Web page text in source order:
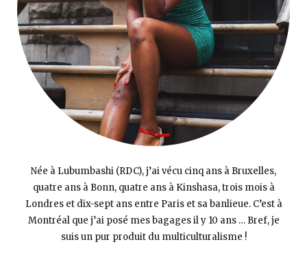
Née à Lubumbashi (RDC), j’ai vécu cinq ans à Bruxelles,
quatre ans à Bonn, quatre ans à Kinshasa, trois mois à
Londres et dix-sept ans entre Paris et sa banlieue. C’est à
Montréal que j’ai posé mes bagages il y 10 ans … Bref, je
suis un pur produit du multiculturalisme !